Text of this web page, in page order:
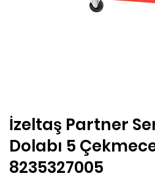
İzeltaş Partner
Dolabı 5
8235327005